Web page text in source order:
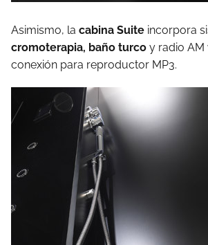
Asimismo, la cabina Suite incorpora
cromoterapia, baño turco y radio AM
conexión para reproductor MP3.